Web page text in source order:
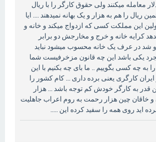
معامله میکنند ولی حقوق کارگر را با ریال
ریال را هم به هزار و یک بهانه نمیدهند .... ایا
این مملکت کسی که ازدواج میکند و خانه و
کرایه خانه و خرج و مخارجش دو برابر
شد در عرف یک خانه محسوب میشود نباید
یکی باشد این چه قانون مزخرفیست شما
به چه کسی بگوییم .. ما بای چه بکنیم با این
کارگری یعنی برده داری ... کام کشور را
قدر به کارگر خودش کم توجه باشد ... هزار
خاقان چین هزار رحمت به روم اعراب جاهلیت
اید روی همه را سفید کرده این .....